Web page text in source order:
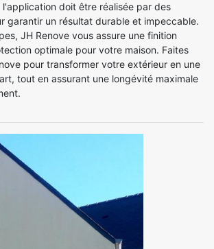
doit être réalisée par des
garantir un résultat durable et impeccable.
JH Renove vous assure une finition
optimale pour votre maison. Faites
pour transformer votre extérieur en une
tout en assurant une longévité maximale